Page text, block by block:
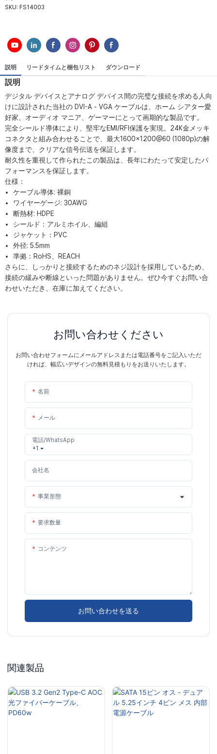
SKU: FS14003
説明 リードタイムと梱包リスト ダウンロード
説明
デジタル デバイスとアナログ デバイス間の完璧な接続を求める人向
けに設計された当社の DVI-A - VGA ケーブルは、ホーム シアター愛
好家、オーディオ マニア、ゲーマーにとって画期的な製品です。
完全シールド導体により、堅牢なEMI/RFI保護を実現。24K金メッキ
コネクタと組み合わせることで、最大1600×1200@60 (1080p)の解
像度まで、クリアな信号伝送を保証します。
耐久性を重視して作られたこの製品は、長年にわたって安定したパ
フォーマンスを保証します。
仕様：
ケーブル導体: 裸銅
ワイヤーゲージ: 30AWG
断熱材: HDPE
シールド：アルミホイル、編組
ジャケット：PVC
外径: 5.5mm
準拠：RoHS、REACH
さらに、しっかりと接続するためのネジ設計を採用しているため、
接続の緩みや断線といった問題がありません。ぜひ今すぐお問い合
わせいただき、在庫に加えてください。
お問い合わせください
お問い合わせフォームにメールアドレスまたは電話番号をご記入いただ
ければ、幅広いデザインの無料見積もりをお送りいたします。
名前
メール
+1
電話/WhatsApp
会社名
事業形態
要求数量
コンテンツ
お問い合わせを送る
関連製品